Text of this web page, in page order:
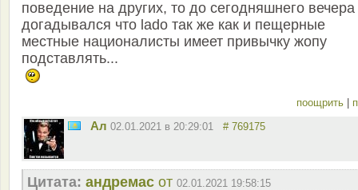
поведение на других, то до сегодняшнего
догадывался что lado так же как и пещерные
местные националисты имеет привычку жопу
подставлять...
поощрить
Ал 02.01.2021 в 20:29:01 # 769175
Цитата: андремас от 02.01.2021 19:58:15